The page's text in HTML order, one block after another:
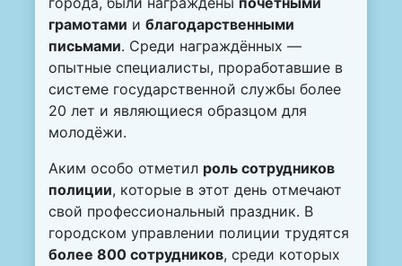
грамотами и благодарственными
письмами. Среди награждённых —
опытные специалисты, проработавшие в
системе государственной службы более
20 лет и являющиеся образцом для
молодёжи.
Аким особо отметил роль сотрудников
полиции, которые в этот день отмечают
свой профессиональный праздник. В
городском управлении полиции трудятся
более 800 сотрудников, среди которых